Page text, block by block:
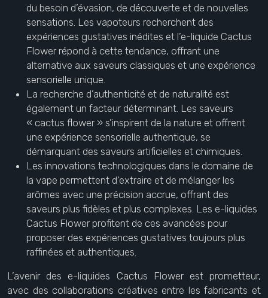
du besoin d’évasion, de découverte et de nouvelles
sensations. Les vapoteurs recherchent des
expériences gustatives inédites et l’e-liquide Cactus
Flower répond à cette tendance, offrant une
alternative aux saveurs classiques et une expérience
sensorielle unique.
La recherche d’authenticité et de naturalité est
également un facteur déterminant. Les saveurs
« cactus flower » s’inspirent de la nature et offrent
une expérience sensorielle authentique, se
démarquant des saveurs artificielles et chimiques.
Les innovations technologiques dans le domaine de
la vape permettent d’extraire et de mélanger les
arômes avec une précision accrue, offrant des
saveurs plus fidèles et plus complexes. Les e-liquides
Cactus Flower profitent de ces avancées pour
proposer des expériences gustatives toujours plus
raffinées et authentiques.
L’avenir des e-liquides Cactus Flower est prometteur,
avec des collaborations créatives entre les fabricants et